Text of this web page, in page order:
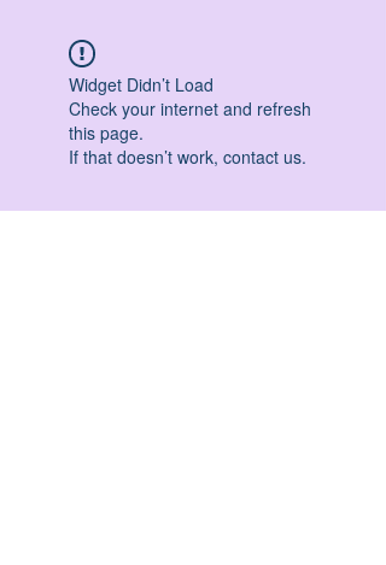
Widget Didn’t Load
Check your internet and refresh
this page.
If that doesn’t work, contact us.